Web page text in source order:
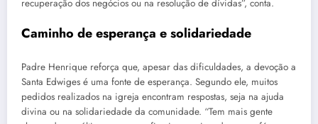
recuperação dos negócios ou na resolução de dívidas”, conta.
Caminho de esperança e solidariedade
Padre Henrique reforça que, apesar das dificuldades, a devoção a
Santa Edwiges é uma fonte de esperança. Segundo ele, muitos
pedidos realizados na igreja encontram respostas, seja na ajuda
divina ou na solidariedade da comunidade. “Tem mais gente